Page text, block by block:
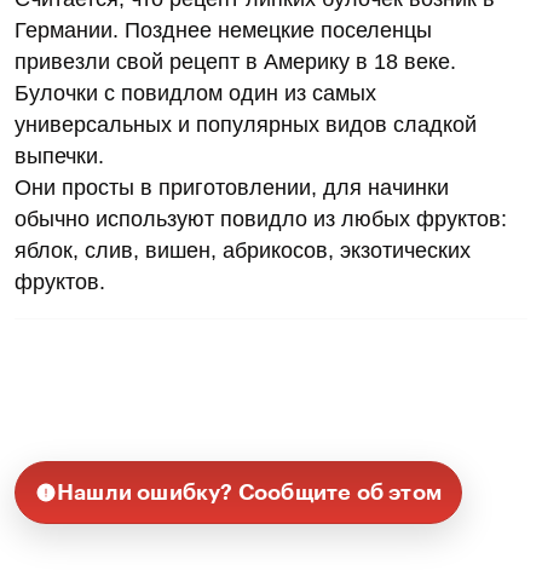
Германии. Позднее немецкие поселенцы
привезли свой рецепт в Америку в 18 веке.
Булочки с повидлом один из самых
универсальных и популярных видов сладкой
выпечки.
Они просты в приготовлении, для начинки
обычно используют повидло из любых фруктов:
яблок, слив, вишен, абрикосов, экзотических
фруктов.
Нашли ошибку? Сообщите об этом